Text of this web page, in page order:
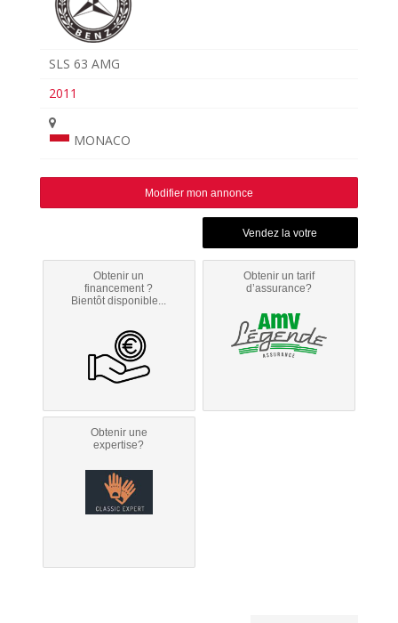
SLS 63 AMG
2011
MONACO
Modifier mon annonce
Obtenir un
financement ?
Bientôt disponible...
Obtenir un tarif
d’assurance?
Obtenir une
expertise?